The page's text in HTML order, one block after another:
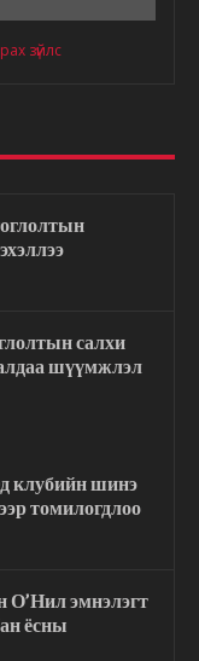
зүйлс
салхи
шүүмжлэл
клубийн шинэ
томилогдлоо
О’Нил эмнэлэгт
ёсны